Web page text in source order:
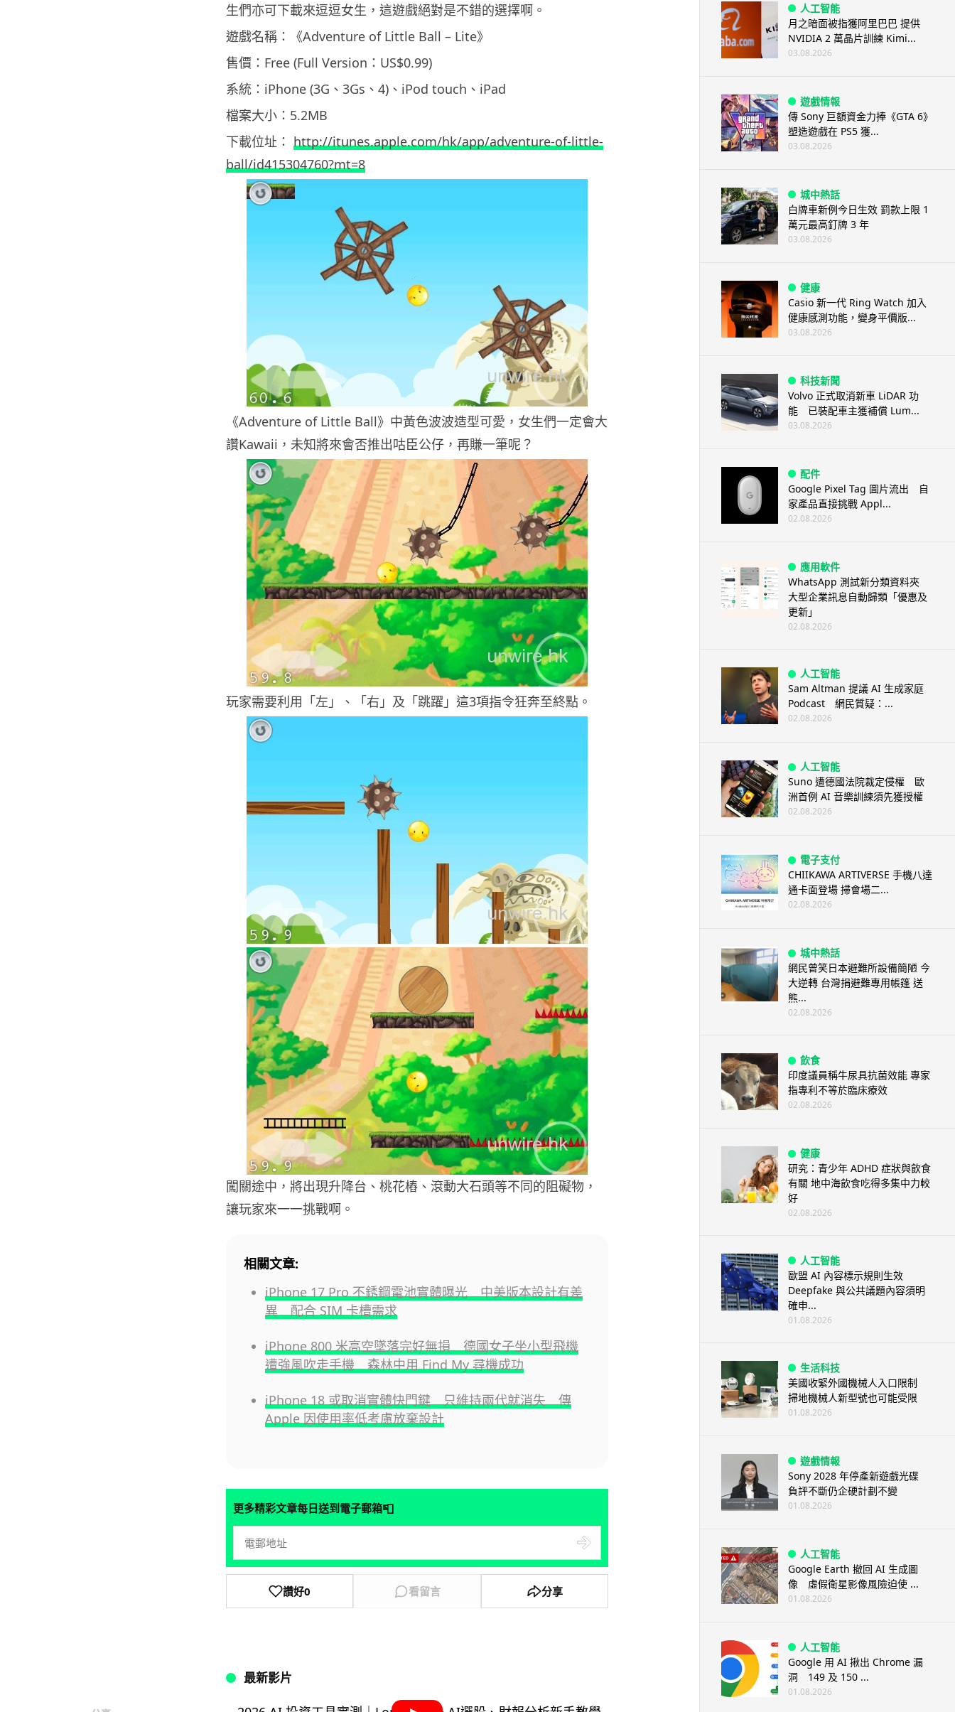
生們亦可下載來逗逗女生，這遊戲絕對是不錯的選擇啊。
遊戲名稱：《Adventure of Little Ball – Lite》
售價：Free (Full Version：US$0.99)
系統：iPhone (3G、3Gs、4)、iPod touch、iPad
檔案大小：5.2MB
下載位址： http://itunes.apple.com/hk/app/adventure-of-little-
ball/id415304760?mt=8
《Adventure of Little Ball》中黃色波波造型可愛，女生們一定會大
讚Kawaii，未知將來會否推出咕臣公仔，再賺一筆呢？
玩家需要利用「左」、「右」及「跳躍」這3項指令狂奔至終點。
闖關途中，將出現升降台、桃花樁、滾動大石頭等不同的阻礙物，
讓玩家來一一挑戰啊。
相關文章:
iPhone 17 Pro 不銹鋼電池實體曝光 中美版本設計有差
異 配合 SIM 卡槽需求
iPhone 800 米高空墜落完好無損 德國女子坐小型飛機
遭強風吹走手機 森林中用 Find My 尋機成功
iPhone 18 或取消實體快門鍵 只維持兩代就消失 傳
Apple 因使用率低考慮放棄設計
更多精彩文章每日送到電子郵箱📮
讚好0 看留言 分享
最新影片
人工智能
月之暗面被指獲阿里巴巴 提供
NVIDIA 2 萬晶片訓練 Kimi...
03.08.2026
遊戲情報
傳 Sony 巨額資金力捧《GTA 6》
塑造遊戲在 PS5 獲...
03.08.2026
城中熱話
白牌車新例今日生效 罰款上限 1
萬元最高釘牌 3 年
03.08.2026
健康
Casio 新一代 Ring Watch 加入
健康感測功能，變身平價版...
03.08.2026
科技新聞
Volvo 正式取消新車 LiDAR 功
能 已裝配車主獲補償 Lum...
03.08.2026
配件
Google Pixel Tag 圖片流出 自
家產品直接挑戰 Appl...
02.08.2026
應用軟件
WhatsApp 測試新分類資料夾
大型企業訊息自動歸類「優惠及
更新」
02.08.2026
人工智能
Sam Altman 提議 AI 生成家庭
Podcast 網民質疑：...
02.08.2026
人工智能
Suno 遭德國法院裁定侵權 歐
洲首例 AI 音樂訓練須先獲授權
02.08.2026
電子支付
CHIIKAWA ARTIVERSE 手機八達
通卡面登場 掃會場二...
02.08.2026
城中熱話
網民曾笑日本避難所設備簡陋 今
大逆轉 台灣捐避難專用帳篷 送
熊...
02.08.2026
飲食
印度議員稱牛尿具抗菌效能 專家
指專利不等於臨床療效
02.08.2026
健康
研究：青少年 ADHD 症狀與飲食
有關 地中海飲食吃得多集中力較
好
02.08.2026
人工智能
歐盟 AI 內容標示規則生效
Deepfake 與公共議題內容須明
確申...
01.08.2026
生活科技
美國收緊外國機械人入口限制
掃地機械人新型號也可能受限
01.08.2026
遊戲情報
Sony 2028 年停產新遊戲光碟
負評不斷仍企硬計劃不變
01.08.2026
人工智能
Google Earth 撤回 AI 生成圖
像 虛假衛星影像風險迫使 ...
01.08.2026
人工智能
Google 用 AI 揪出 Chrome 漏
洞 149 及 150 ...
01.08.2026